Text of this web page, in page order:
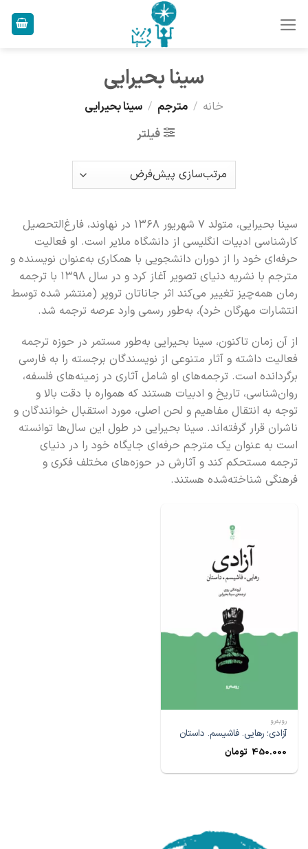
سینا بحیرایی
خانه / مترجم / سینا بحیرایی
فیلتر
سینا بحیرایی، متولد ۷ شهریور ۱۳۶۸ در نهاوند، فارغ‌التحصیل
کارشناسی ادبیات انگلیسی از دانشگاه ملایر است. او فعالیت
حرفه‌ای خود را از دوران دانشجویی با همکاری به‌عنوان نویسنده و
مترجم با نشریه دنیای تصویر آغاز کرد و در سال ۱۳۹۸ با ترجمه
رمان همه‌چیز تغییر می‌کند اثر جاناتان تروپر (منتشر شده توسط
انتشارات مهرگان خرد)، به‌طور رسمی وارد عرصه ترجمه شد.
از آن زمان تاکنون، سینا بحیرایی به‌طور مستمر در حوزه ترجمه
فعالیت داشته و آثار متنوعی از نویسندگان برجسته را به فارسی
برگردانده است. ترجمه‌های او شامل آثاری در زمینه‌های فلسفه،
روان‌شناسی، تاریخ و ادبیات هستند که همواره با دقت بالا و
توجه به انتقال مفاهیم و لحن اصلی، مورد استقبال خوانندگان و
ناشران قرار گرفته‌اند. سینا بحیرایی در طول این سال‌ها توانسته
است به عنوان یک مترجم حرفه‌ای جایگاه خود را در دنیای
ترجمه مستحکم کند و آثارش در حوزه‌های مختلف فکری و
فرهنگی شناخته‌شده هستند.
رو‌به‌رو
آزادی؛ رهایی. فاشیسم. داستان
450.000 تومان